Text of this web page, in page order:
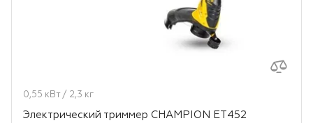
0,55 кВт / 2,3 кг
Электрический триммер CHAMPION ET452